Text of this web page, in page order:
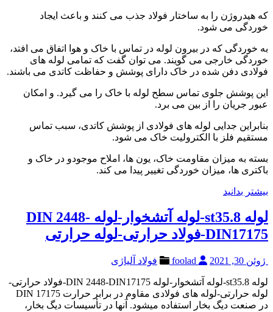
که هیدروژن را به ساختار فولاد جذب می کنند و باعث ایجاد
خوردگی می شود.
به خوردگی که در بیرون لوله در تماس با خاک و هوا اتفاق می افتد،
خوردگی خارجی می گویند. می توان گفت که تمامی لوله های
فولادی دفن شده در خاک دارای پوشش و حفاظت کاتدی می باشند.
این پوشش جلوی تماس سطح لوله با خاک را می گیرد. و امکان
عبور جریان را از بین می برد.
بنابراین جدایی لوله های فولادی از پوشش کاتدی، سبب تماس
مستقیم فلز با الکترولیت خاک می شود.
بسته به میزان مقاومت خاک، یون ها، املاح موجودو در خاک و
باکتری ها، میزان خوردگی تغییر پیدا می کند.
بیشتر بدانید
لوله st35.8-لوله آتشخوار-لوله DIN 2448-
DIN17175-فولاد حرارتی-لوله حرارتی
ژوئن 30, 2021 فولاد آلیاژی
لوله st35.8-لوله آتشخوار-لوله DIN 2448-DIN17175-فولاد حرارتی-
لوله حرارتی-لوله های فولادی مقاوم در برابر حرارت DIN 17175
در صنعت دیگ بخار استفاده میشود. آنها در تأسیسات دیگ بخار،